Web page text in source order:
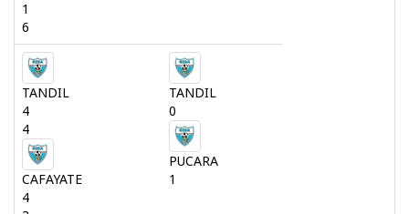
1
6
TANDIL
4
4
CAFAYATE
4
TANDIL
0
PUCARA
1